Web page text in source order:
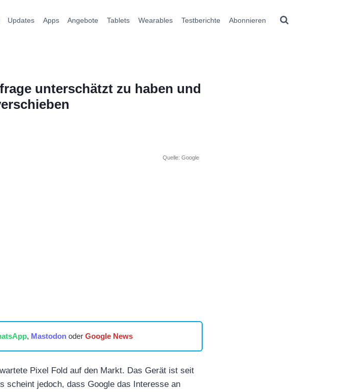
Updates Apps Angebote Tablets Wearables Testberichte Abonnieren
unterschätzt zu haben und
Quelle: Google
, Mastodonoder Google News
Pixel Fold auf den Markt. Das Gerät ist seit
scheint jedoch, dass Google das Interesse an